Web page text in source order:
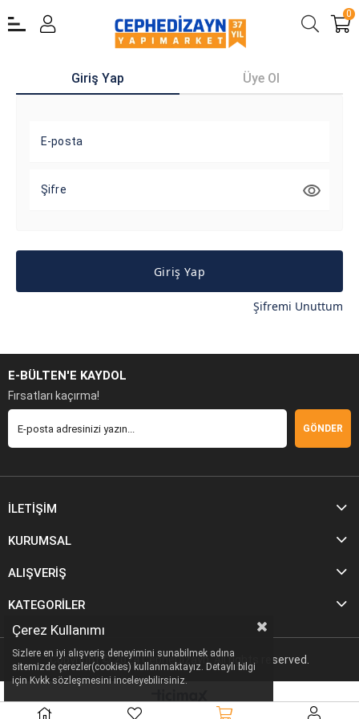
0
Giriş Yap Üye Ol
E-posta
Şifre
Giriş Yap
Şifremi Unuttum
E-BÜLTEN'E KAYDOL
Fırsatları kaçırma!
GÖNDER
İLETİŞİM
KURUMSAL
ALIŞVERİŞ
KATEGORİLER
Copyright © 2024 CepheDizayn. All rights reserved.
Çerez Kullanımı
Sizlere en iyi alışveriş deneyimini sunabilmek adına
sitemizde çerezler(cookies) kullanmaktayız. Detaylı bilgi
için Kvkk sözleşmesini inceleyebilirsiniz.